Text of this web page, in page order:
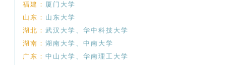
福建： 厦门大学
山东： 山东大学
湖北：武汉大学、华中科技大学
湖南：湖南大学、中南大学
广东：中山大学、华南理工大学